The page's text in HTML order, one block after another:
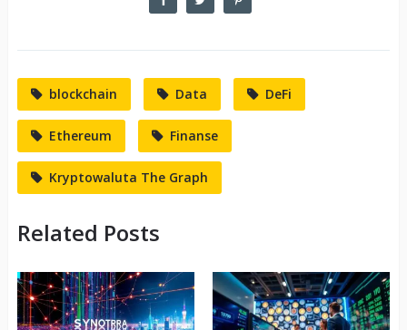
blockchain Data DeFi
Ethereum Finanse
Kryptowaluta The Graph
Related Posts